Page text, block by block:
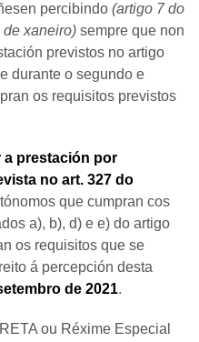
percibindo (artigo 7 do
xaneiro) sempre que non
previstos no artigo
durante o segundo e
os requisitos previstos
prestación por
no art. 327 do
que cumpran cos
a), b), d) e e) do artigo
os requisitos que se
á percepción desta
de 2021.
ou Réxime Especial